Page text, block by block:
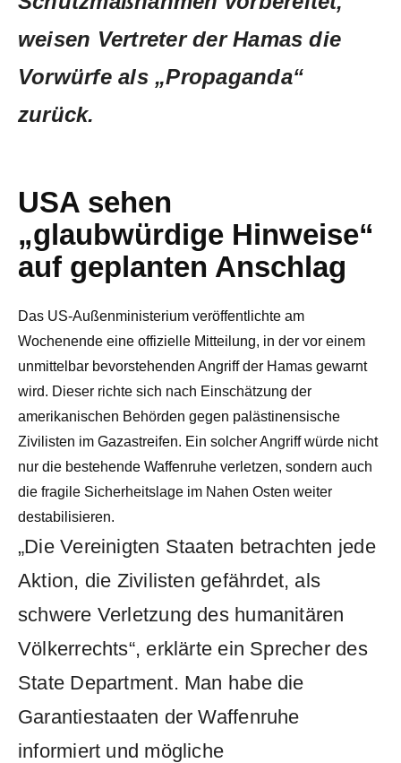
weisen Vertreter der Hamas die
Vorwürfe als „Propaganda“
zurück.
USA sehen
„glaubwürdige Hinweise“
auf geplanten Anschlag
Das US-Außenministerium veröffentlichte am
Wochenende eine offizielle Mitteilung, in der vor einem
unmittelbar bevorstehenden Angriff der Hamas gewarnt
wird. Dieser richte sich nach Einschätzung der
amerikanischen Behörden gegen palästinensische
Zivilisten im Gazastreifen. Ein solcher Angriff würde nicht
nur die bestehende Waffenruhe verletzen, sondern auch
die fragile Sicherheitslage im Nahen Osten weiter
destabilisieren.
„Die Vereinigten Staaten betrachten jede
Aktion, die Zivilisten gefährdet, als
schwere Verletzung des humanitären
Völkerrechts“, erklärte ein Sprecher des
State Department. Man habe die
Garantiestaaten der Waffenruhe
informiert und mögliche